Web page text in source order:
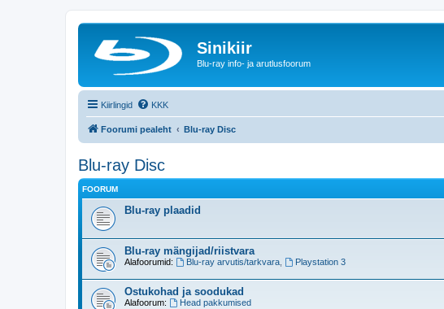
Sinikiir
Blu-ray info- ja arutlusfoorum
Kiirlingid KKK
Foorumi pealeht Blu-ray Disc
Blu-ray Disc
FOORUM
Blu-ray plaadid
Blu-ray mängijad/riistvara
Alafoorumid: Blu-ray arvutis/tarkvara, Playstation 3
Ostukohad ja soodukad
Alafoorum: Head pakkumised